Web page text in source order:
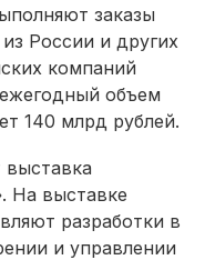
заказы
России и других
компаний
объем
140 млрд рублей.
На выставке
разработки в
и управлении